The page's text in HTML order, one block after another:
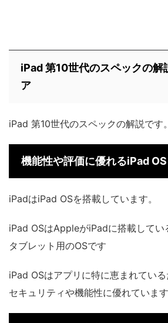
iPad 第10世代のスペックの
ア
iPad 第10世代のスペックの解説です。
機能性や評価に優れるiPad OS
iPadはiPad OSを搭載しています。
iPad OSはAppleがiPadに搭載してい
タブレット用のOSです
iPad OSはアプリに特に恵まれている
セキュリティや機能性に優れています